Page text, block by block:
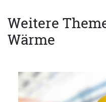
Weitere
Wärme